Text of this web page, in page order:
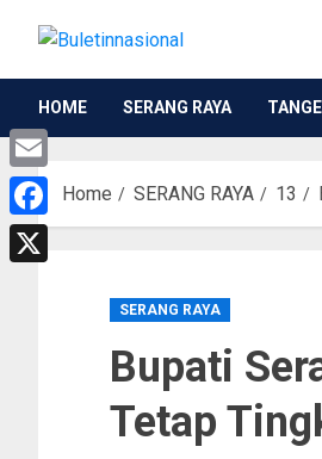
HOME SERANG RAYA
Home SERANG RAYA 13
SERANG RAYA
Bupati
Tetap
Email
Facebook